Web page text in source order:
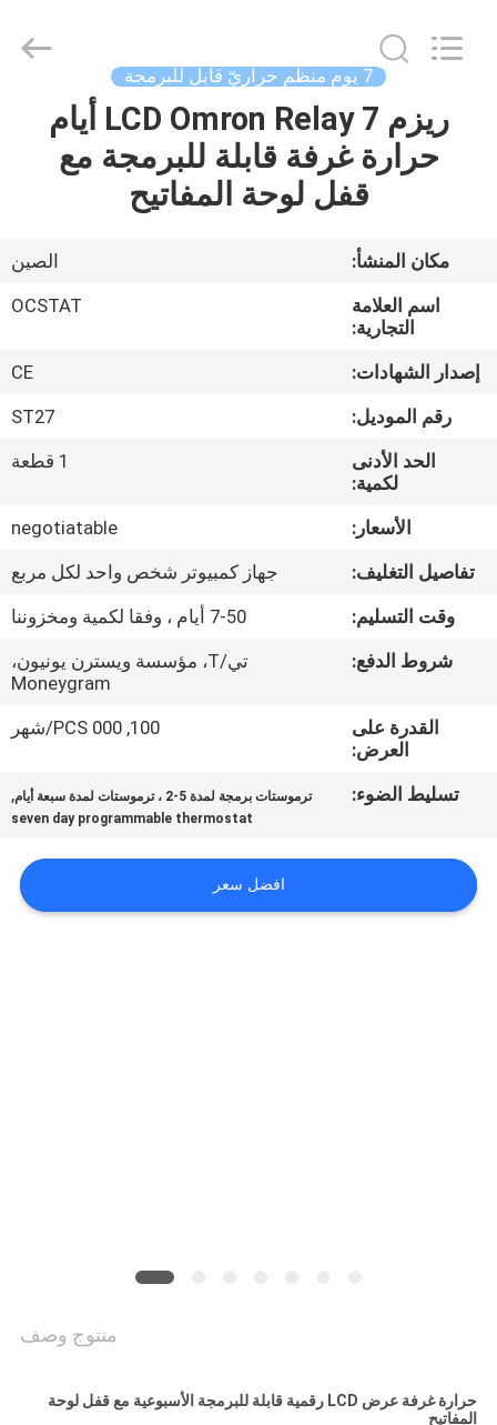
بيت
عرض
الواقع
الافتراضي
معلومات
في
المعمل
رقابة
اطلب
اقتباس
Limited.
7 يوم منظّم حراريّ قابل للبرمجة
ريزم LCD Omron Relay 7 أيام
حرارة غرفة قابلة للبرمجة مع
قفل لوحة المفاتيح
مكان المنشأ:
الصين
اسم العلامة
التجارية:
OCSTAT
إصدار الشهادات:
CE
رقم الموديل:
ST27
الحد الأدنى
لكمية:
1 قطعة
الأسعار:
negotiatable
تفاصيل التغليف:
جهاز كمبيوتر شخص واحد لكل مربع
وقت التسليم:
7-50 أيام ، وفقا لكمية ومخزوننا
شروط الدفع:
تي/T، مؤسسة ويسترن يونيون،
Moneygram
القدرة على
العرض:
100, 000 PCS/شهر
تسليط الضوء: ترموستات برمجة لمدة 5-2 ، ترموستات لمدة سبعة أيام ,
seven day programmable thermostat
افضل سعر
منتوج وصف
حرارة غرفة عرض LCD رقمية قابلة للبرمجة الأسبوعية مع قفل لوحة
المفاتيح